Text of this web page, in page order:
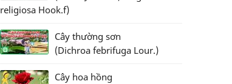
religiosa Hook.f)
Cây thường sơn
(Dichroa febrifuga Lour.)
Cây hoa hồng